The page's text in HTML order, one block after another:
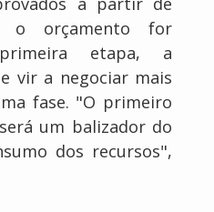
o orçamento for
etapa, a
vir a negociar mais
fase. "O primeiro
um balizador do
dos recursos",